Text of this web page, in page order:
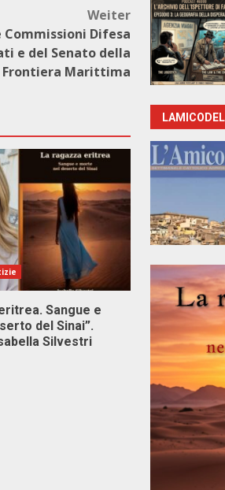
Weiter
Difesa
e del Senato della
Frontiera Marittima
Sangue e
del Sinai”.
Silvestri